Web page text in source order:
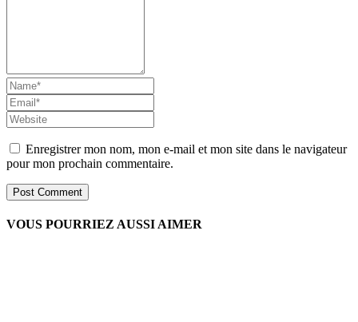
Enregistrer mon nom, mon e-mail et mon site dans le navigateur
pour mon prochain commentaire.
VOUS POURRIEZ AUSSI AIMER